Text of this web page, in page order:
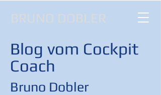
BRUNO DOBLER
Blog vom Cockpit
Coach
Bruno Dobler